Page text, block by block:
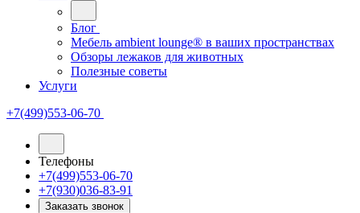
Блог
Мебель ambient lounge® в ваших пространствах
Обзоры лежаков для животных
Полезные советы
Услуги
+7(499)553-06-70
Телефоны
+7(499)553-06-70
+7(930)036-83-91
Заказать звонок